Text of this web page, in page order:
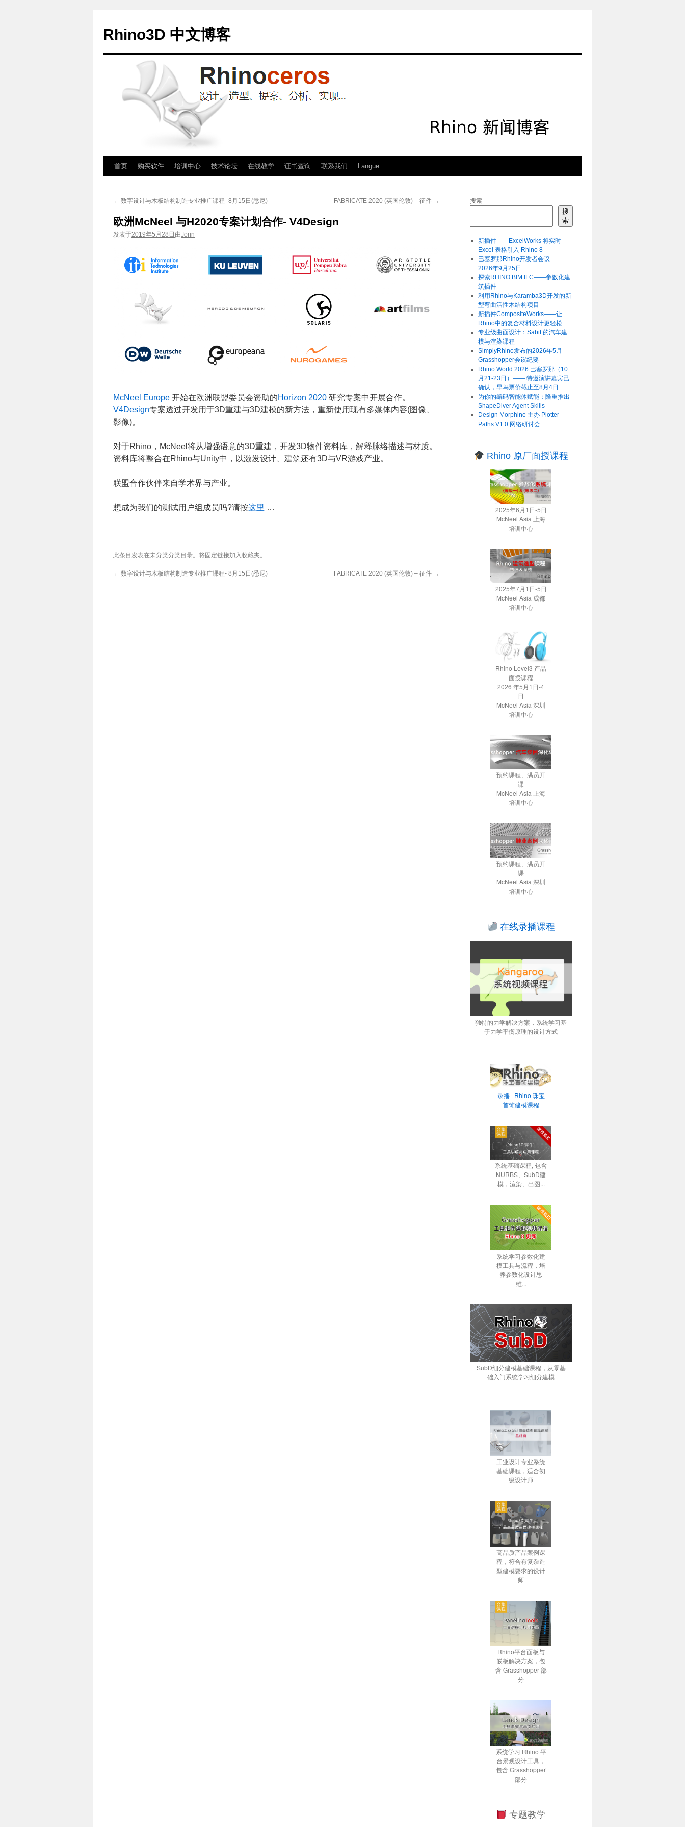
Rhino3D 中文博客
首页 购买软件 培训中心 技术论坛 在线教学 证书查询 联系我们 Langue
← 数字设计与木板结构制造专业推广课程- 8月15日(悉尼) FABRICATE 2020 (英国伦敦) – 征件 →
欧洲McNeel 与H2020专案计划合作- V4Design
发表于2019年5月28日 由Jorin
McNeel Europe 开始在欧洲联盟委员会资助的Horizo​​n 2020 研究专案中开展合作。
V4Design专案透过开发用于3D重建与3D建模的新方法，重新使用现有多媒体内容(图像、
影像)。
对于Rhino，McNeel将从增强语意的3D重建，开发3D物件资料库，解释脉络描述与材质。
资料库将整合在Rhino与Unity中，以激发设计、建筑还有3D与VR游戏产业。
联盟合作伙伴来自学术界与产业。
想成为我们的测试用户组成员吗?请按这里 …
此条目发表在未分类分类目录。将固定链接加入收藏夹。
← 数字设计与木板结构制造专业推广课程- 8月15日(悉尼) FABRICATE 2020 (英国伦敦) – 征件 →
搜索
搜
索
新插件——ExcelWorks 将实时
Excel 表格引入 Rhino 8
巴塞罗那Rhino开发者会议 ——
2026年9月25日
探索RHINO BIM IFC——参数化建
筑插件
利用Rhino与Karamba3D开发的新
型弯曲活性木结构项目
新插件CompositeWorks——让
Rhino中的复合材料设计更轻松
专业级曲面设计：Sabit 的汽车建
模与渲染课程
SimplyRhino发布的2026年5月
Grasshopper会议纪要
Rhino World 2026 巴塞罗那（10
月21-23日）—— 特邀演讲嘉宾已
确认，早鸟票价截止至8月4日
为你的编码智能体赋能：隆重推出
ShapeDiver Agent Skills
Design Morphine 主办 Plotter
Paths V1.0 网络研讨会
Rhino 原厂面授课程
2025年6月1日-5日
McNeel Asia 上海
培训中心
2025年7月1日-5日
McNeel Asia 成都
培训中心
Rhino Level3 产品
面授课程
2026 年5月1日-4
日
McNeel Asia 深圳
培训中心
预约课程、满员开
课
McNeel Asia 上海
培训中心
预约课程、满员开
课
McNeel Asia 深圳
培训中心
在线录播课程
独特的力学解决方案，系统学习基
于力学平衡原理的设计方式
录播 | Rhino 珠宝
首饰建模课程
系统基础课程, 包含
NURBS、SubD建
模，渲染、出图...
系统学习参数化建
模工具与流程，培
养参数化设计思
维...
SubD细分建模基础课程，从零基
础入门系统学习细分建模
工业设计专业系统
基础课程，适合初
级设计师
高品质产品案例课
程，符合有复杂造
型建模要求的设计
师
Rhino平台面板与
嵌板解决方案，包
含 Grasshopper 部
分
系统学习 Rhino 平
台景观设计工具，
包含 Grasshopper
部分
专题教学